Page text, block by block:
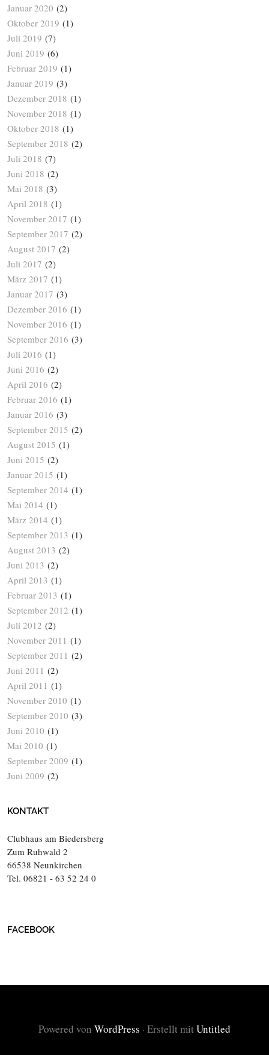
Januar 2020 (2)
Oktober 2019 (1)
Juli 2019 (7)
Juni 2019 (6)
Februar 2019 (1)
Januar 2019 (3)
Dezember 2018 (1)
November 2018 (1)
Oktober 2018 (1)
September 2018 (2)
Juli 2018 (7)
Juni 2018 (2)
Mai 2018 (3)
April 2018 (1)
November 2017 (1)
September 2017 (2)
August 2017 (2)
Juli 2017 (2)
März 2017 (1)
Januar 2017 (3)
Dezember 2016 (1)
November 2016 (1)
September 2016 (3)
Juli 2016 (1)
Juni 2016 (2)
April 2016 (2)
Februar 2016 (1)
Januar 2016 (3)
September 2015 (2)
August 2015 (1)
Juni 2015 (2)
Januar 2015 (1)
September 2014 (1)
Mai 2014 (1)
März 2014 (1)
September 2013 (1)
August 2013 (2)
Juni 2013 (2)
April 2013 (1)
Februar 2013 (1)
September 2012 (1)
Juli 2012 (2)
November 2011 (1)
September 2011 (2)
Juni 2011 (2)
April 2011 (1)
November 2010 (1)
September 2010 (3)
Juni 2010 (1)
Mai 2010 (1)
September 2009 (1)
Juni 2009 (2)
KONTAKT
Clubhaus am Biedersberg
Zum Ruhwald 2
66538 Neunkirchen
Tel. 06821 - 63 52 24 0
FACEBOOK
Powered von WordPress · Erstellt mit Untitled